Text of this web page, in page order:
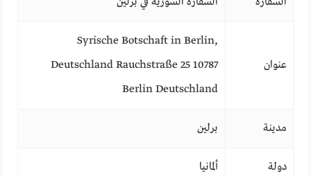
عنوان
Syrische Botschaft in Berlin,
Deutschland Rauchstraße 25 10787
Berlin Deutschland
مدينة برلين
دولة ألمانيا